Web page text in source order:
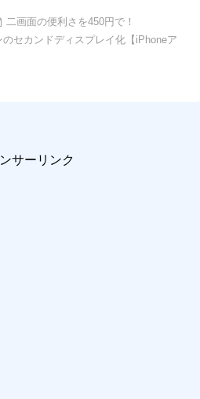
二画面の便利さを450円で！
のセカンドディスプレイ化【iPhoneア
サーリンク